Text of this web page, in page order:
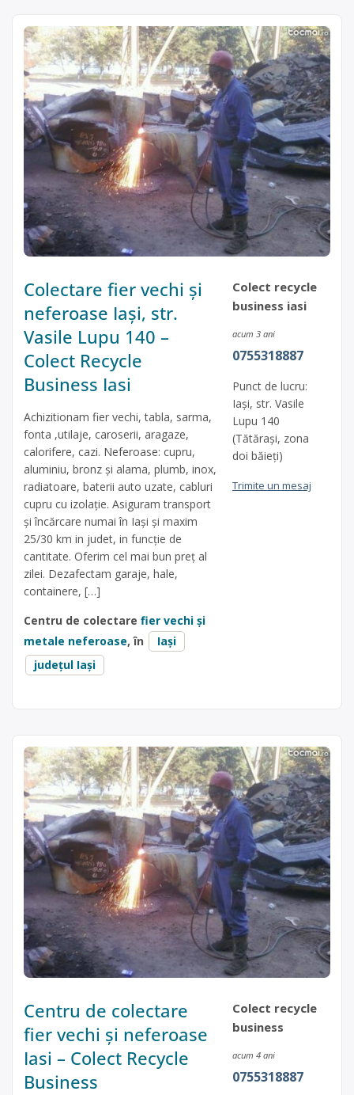
Colectare fier vechi și
neferoase Iași, str.
Vasile Lupu 140 –
Colect Recycle
Business Iasi
Achizitionam fier vechi, tabla, sarma,
fonta ,utilaje, caroserii, aragaze,
calorifere, cazi. Neferoase: cupru,
aluminiu, bronz și alama, plumb, inox,
radiatoare, baterii auto uzate, cabluri
cupru cu izolație. Asiguram transport
și încărcare numai în Iași și maxim
25/30 km in judet, in funcție de
cantitate. Oferim cel mai bun preț al
zilei. Dezafectam garaje, hale,
containere, […]
Centru de colectare fier vechi și
metale neferoase, în
Iași
județul Iași
Colect recycle
business iasi
acum 3 ani
0755318887
Punct de lucru:
Iași, str. Vasile
Lupu 140
(Tătărași, zona
doi băieți)
Trimite un mesaj
Centru de colectare
fier vechi și neferoase
Iasi – Colect Recycle
Business
Colect recycle
business
acum 4 ani
0755318887